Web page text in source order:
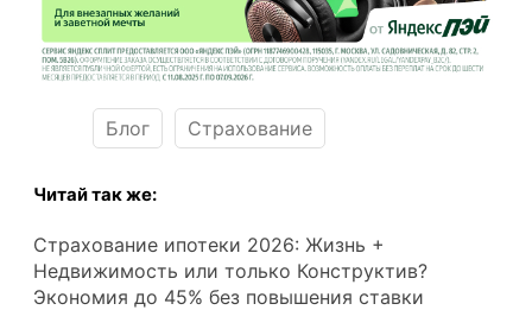
Блог Страхование
Читай так же:
Страхование ипотеки 2026: Жизнь +
Недвижимость или только Конструктив?
Экономия до 45% без повышения ставки